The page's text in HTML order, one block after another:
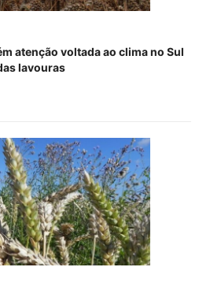
atenção voltada ao clima no Sul
lavouras